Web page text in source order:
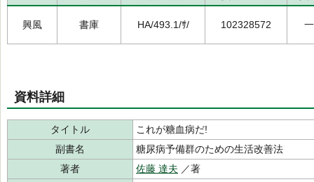
興風 書庫 HA/493.1/ｻ/ 102328572
資料詳細
タイトル
これが糖血病だ!
副書名
糖尿病予備群のための生活改善法
著者
佐藤 達夫 ／著